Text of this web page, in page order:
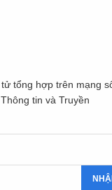
tổng hợp trên mạng
tin và Truyền